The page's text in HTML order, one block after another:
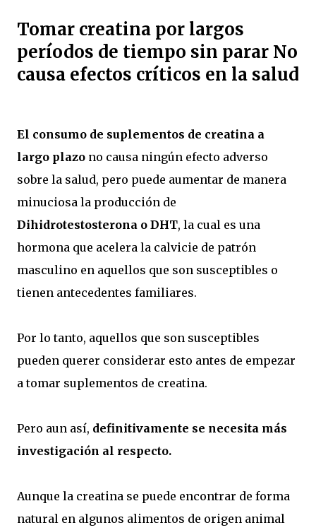
Tomar creatina por largos
períodos de tiempo sin parar No
causa efectos críticos en la salud
El consumo de suplementos de creatina a
largo plazo no causa ningún efecto adverso
sobre la salud, pero puede aumentar de manera
minuciosa la producción de
Dihidrotestosterona o DHT, la cual es una
hormona que acelera la calvicie de patrón
masculino en aquellos que son susceptibles o
tienen antecedentes familiares.
Por lo tanto, aquellos que son susceptibles
pueden querer considerar esto antes de empezar
a tomar suplementos de creatina.
Pero aun así, definitivamente se necesita más
investigación al respecto.
Aunque la creatina se puede encontrar de forma
natural en algunos alimentos de origen animal